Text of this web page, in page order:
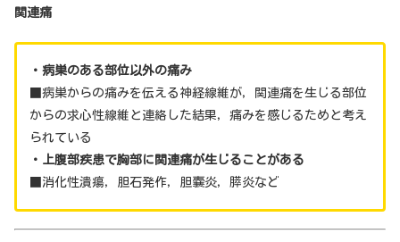
関連痛
・病巣のある部位以外の痛み
■病巣からの痛みを伝える神経線維が，関連痛を生じる部位
からの求心性線維と連絡した結果，痛みを感じるためと考え
られている
・上腹部疾患で胸部に関連痛が生じることがある
■消化性潰瘍，胆石発作，胆嚢炎，膵炎など